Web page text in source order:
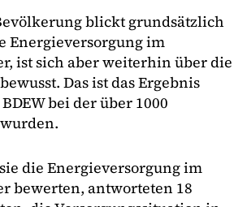
blickt grundsätzlich
Energieversorgung im
ist sich aber weiterhin über die
Das ist das Ergebnis
bei der über 1000
die Energieversorgung im
bewerten, antworteten 18